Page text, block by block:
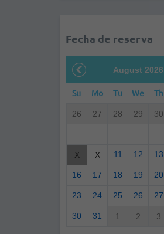
Fecha de reserva
August 2026
Su Mo Tu We Th
26 27 28 29 30
X X 11 12 13
16 17 18 19 20
23 24 25 26 27
30 31 1 2 3